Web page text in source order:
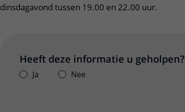
dinsdagavond tussen 19.00 en 22.00 uur.
Heeft deze informatie u geholpen?
Ja Nee